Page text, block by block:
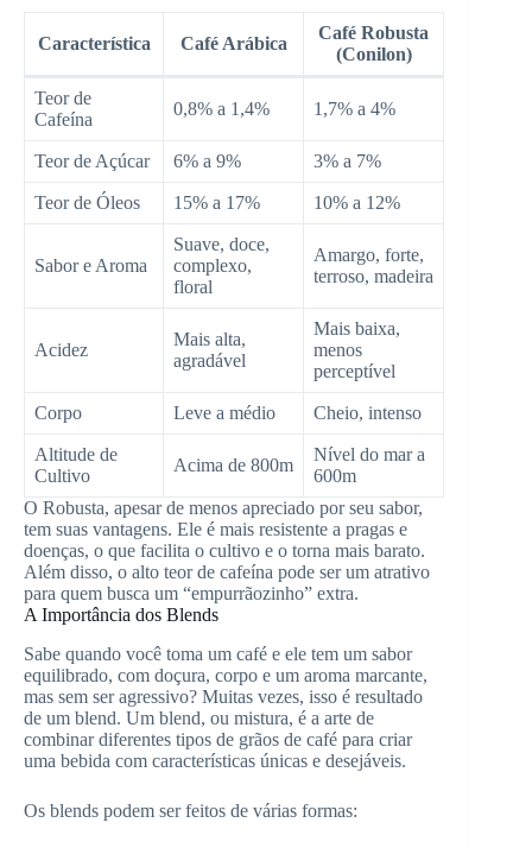
Característica Café Arábica
Café Robusta
(Conilon)
Teor de
Cafeína
0,8% a 1,4% 1,7% a 4%
Teor de Açúcar 6% a 9% 3% a 7%
Teor de Óleos 15% a 17% 10% a 12%
Sabor e Aroma
Suave, doce,
complexo,
floral
Amargo, forte,
terroso, madeira
Acidez
Mais alta,
agradável
Mais baixa,
menos
perceptível
Corpo Leve a médio Cheio, intenso
Altitude de
Cultivo
Acima de 800m
Nível do mar a
600m
O Robusta, apesar de menos apreciado por seu sabor,
tem suas vantagens. Ele é mais resistente a pragas e
doenças, o que facilita o cultivo e o torna mais barato.
Além disso, o alto teor de cafeína pode ser um atrativo
para quem busca um “empurrãozinho” extra.
A Importância dos Blends
Sabe quando você toma um café e ele tem um sabor
equilibrado, com doçura, corpo e um aroma marcante,
mas sem ser agressivo? Muitas vezes, isso é resultado
de um blend. Um blend, ou mistura, é a arte de
combinar diferentes tipos de grãos de café para criar
uma bebida com características únicas e desejáveis.
Os blends podem ser feitos de várias formas: